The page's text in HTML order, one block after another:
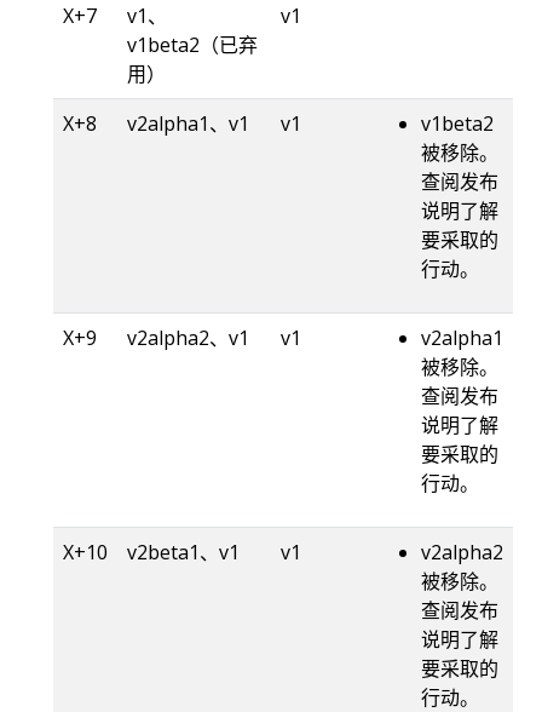
X+7
v1、
v1beta2（已弃
用）
v1
X+8 v2alpha1、v1 v1
v1beta2
被移除。
查阅发布
说明了解
要采取的
行动。
X+9 v2alpha2、v1 v1
v2alpha1
被移除。
查阅发布
说明了解
要采取的
行动。
X+10 v2beta1、v1 v1
v2alpha2
被移除。
查阅发布
说明了解
要采取的
行动。